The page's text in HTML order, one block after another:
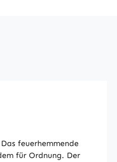
feuerhemmende
für Ordnung. Der